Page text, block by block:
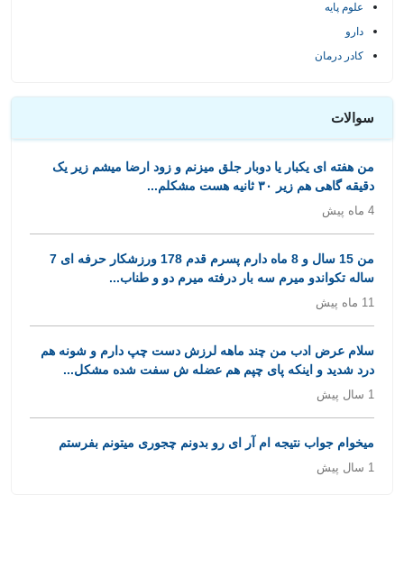
علوم پایه
دارو
کادر درمان
سوالات
من هفته ای یکبار یا دوبار جلق میزنم و زود ارضا میشم زیر یک
دقیقه گاهی هم زیر ۳۰ ثانیه هست مشکلم...
4 ماه پیش
من 15 سال و 8 ماه دارم پسرم قدم 178 ورزشکار حرفه ای 7
ساله تکواندو میرم سه بار درفته میرم دو و طناب...
11 ماه پیش
سلام عرض ادب من چند ماهه لرزش دست چپ دارم و شونه هم
درد شدید و اینکه پای چپم هم عضله ش سفت شده مشکل...
1 سال پیش
میخوام جواب نتیجه ام آر ای رو بدونم چجوری میتونم بفرستم
1 سال پیش